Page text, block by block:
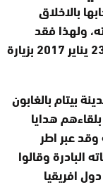
بالاخلاق
ولهذا فقد
قامت بعثة المنتخب المغربي امس الاثنين 23 يناير 2017 بزيارة
بيتام بالغابون
هدايا
عبر اطر
البادرة وقالوا
افريقيا